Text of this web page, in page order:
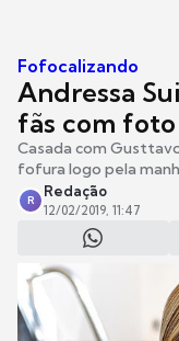
Fofocalizando
Andressa
fãs com
Casada com
fofura logo pela
R
Redação
12/02/2019, 11:47